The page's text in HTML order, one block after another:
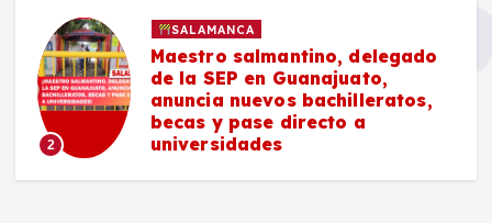
2
SALAMANCA
Maestro salmantino, delegado
de la SEP en Guanajuato,
anuncia nuevos bachilleratos,
becas y pase directo a
universidades